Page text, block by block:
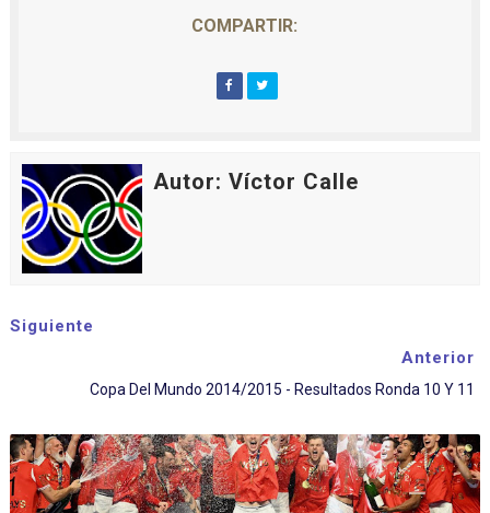
COMPARTIR:
Autor: Víctor Calle
Siguiente
Anterior
Copa Del Mundo 2014/2015 - Resultados Ronda 10 Y 11